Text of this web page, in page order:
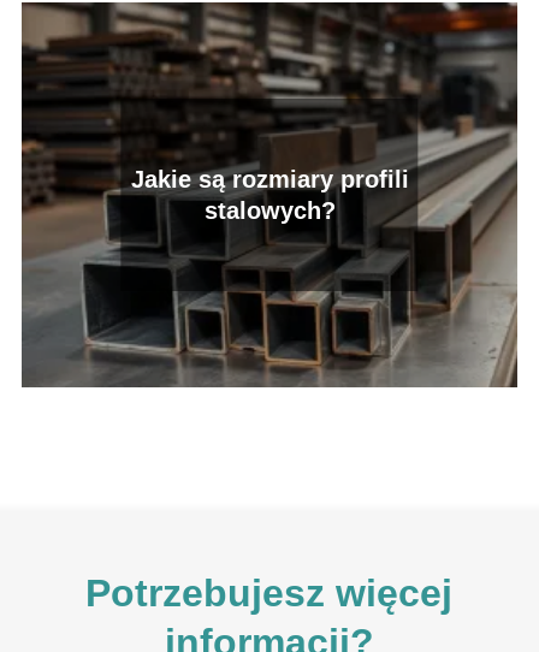
Jakie są rozmiary profili
stalowych?
Potrzebujesz więcej
informacji?